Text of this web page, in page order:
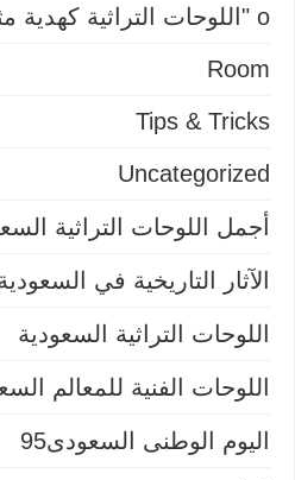
o "اللوحات التراثية كهدية مثالية
Room
Tips & Tricks
Uncategorized
أجمل اللوحات التراثية
الآثار التاريخية في
اللوحات التراثية السعودية
اللوحات الفنية للمعالم
اليوم الوطنى السعودى95